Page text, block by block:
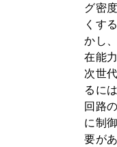
グ密
くす
かし
在能
次世
るに
回路
に制
要が